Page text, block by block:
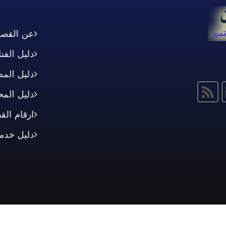
عن
دليل
دليل
دليل
ارقام
دليل